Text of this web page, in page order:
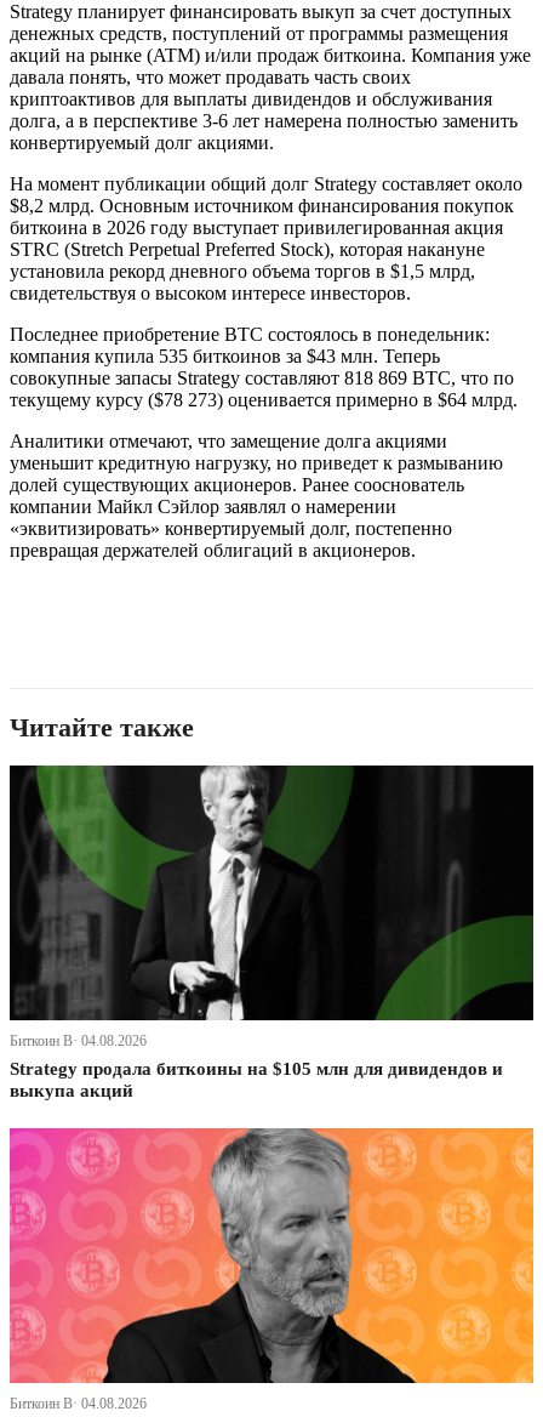
Strategy планирует финансировать выкуп за счет доступных
денежных средств, поступлений от программы размещения
акций на рынке (ATM) и/или продаж биткоина. Компания уже
давала понять, что может продавать часть своих
криптоактивов для выплаты дивидендов и обслуживания
долга, а в перспективе 3-6 лет намерена полностью заменить
конвертируемый долг акциями.
На момент публикации общий долг Strategy составляет около
$8,2 млрд. Основным источником финансирования покупок
биткоина в 2026 году выступает привилегированная акция
STRC (Stretch Perpetual Preferred Stock), которая накануне
установила рекорд дневного объема торгов в $1,5 млрд,
свидетельствуя о высоком интересе инвесторов.
Последнее приобретение BTC состоялось в понедельник:
компания купила 535 биткоинов за $43 млн. Теперь
совокупные запасы Strategy составляют 818 869 BTC, что по
текущему курсу ($78 273) оценивается примерно в $64 млрд.
Аналитики отмечают, что замещение долга акциями
уменьшит кредитную нагрузку, но приведет к размыванию
долей существующих акционеров. Ранее сооснователь
компании Майкл Сэйлор заявлял о намерении
«эквитизировать» конвертируемый долг, постепенно
превращая держателей облигаций в акционеров.
Читайте также
Биткоин В· 04.08.2026
Strategy продала биткоины на $105 млн для дивидендов и
выкупа акций
Биткоин В· 04.08.2026